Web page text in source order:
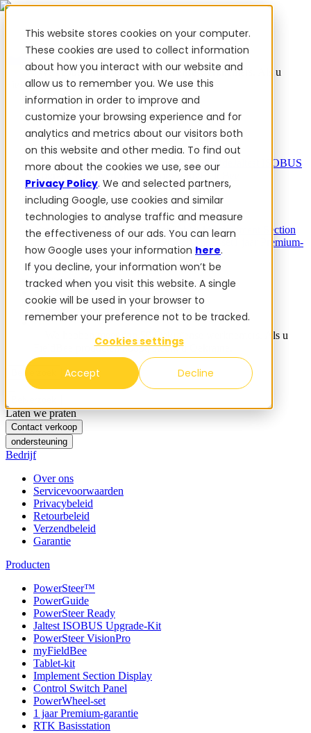
This website stores cookies on your computer.
These cookies are used to collect information
about how you interact with our website and
allow us to remember you. We use this
information in order to improve and
customize your browsing experience and for
analytics and metrics about our visitors both
on this website and other media. To find out
more about the cookies we use, see our
Privacy Policy. We and selected partners,
including Google, use cookies and similar
technologies to analyse traffic and measure
the effectiveness of our ads. You can learn
how Google uses your information here.
If you decline, your information won’t be
tracked when you visit this website. A single
cookie will be used in your browser to
remember your preference not to be tracked.
Cookies settings
Accept Decline
✨ We hebben meer dan 50 Oekraïense werknemers. Als u
FieldBee producten koopt, steunt u Oekraïne.
Producten
PowerSteer™PowerSteer ReadyPowerGuide
Jaltest ISOBUS
PowerSteer VisionPro
Add-ons
Navigatie-appRTK BasisstationTablet-kitImplement Section
1 jaar Premium-
garantie
Software
Voor dealers
Contact
✨ We hebben meer dan 50 Oekraïense werknemers. Als u
FieldBee producten koopt, steunt u Oekraïne.
Belverzoek
Laten we praten
Contact verkoop
ondersteuning
Bedrijf
Over ons
Servicevoorwaarden
Privacybeleid
Retourbeleid
Verzendbeleid
Garantie
Producten
PowerSteer™
PowerGuide
PowerSteer Ready
Jaltest ISOBUS Upgrade-Kit
PowerSteer VisionPro
myFieldBee
Tablet-kit
Implement Section Display
Control Switch Panel
PowerWheel-set
1 jaar Premium-garantie
RTK Basisstation